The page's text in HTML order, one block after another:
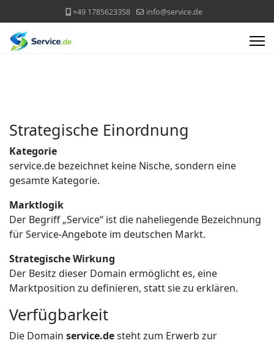
+49 1785623358 info@service.de
Strategische Einordnung
Kategorie
service.de bezeichnet keine Nische, sondern eine
gesamte Kategorie.
Marktlogik
Der Begriff „Service“ ist die naheliegende Bezeichnung
für Service-Angebote im deutschen Markt.
Strategische Wirkung
Der Besitz dieser Domain ermöglicht es, eine
Marktposition zu definieren, statt sie zu erklären.
Verfügbarkeit
Die Domain service.desteht zum Erwerb zur